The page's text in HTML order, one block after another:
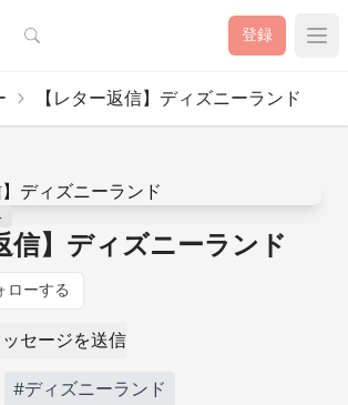
検索 登録
【レター返信】ディズニーランド
信】ディズニーランド
ローする
ッセージを送信
#ディズニーランド